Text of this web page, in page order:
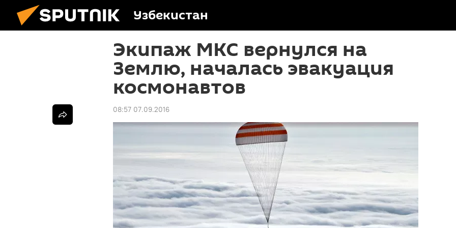
Узбекистан
Экипаж МКС вернулся на
Землю, началась эвакуация
космонавтов
08:57 07.09.2016